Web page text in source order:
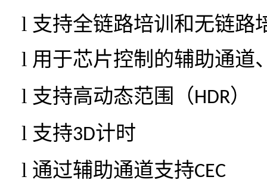
l 支持全链路培训和无链路
l 用于芯片控制的辅助通道
l 支持高动态范围（HDR）
l 支持3D计时
l 通过辅助通道支持CEC